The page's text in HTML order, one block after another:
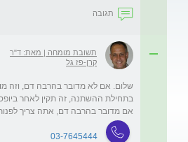
תגובה
תשובת מומחה | מאת: ד"ר
קרן-פז גל
שלום. אם לא מדובר בהרבה דם, וזה
אם מדובר בהרבה דם, אתה צריך לפנות
03-7645444